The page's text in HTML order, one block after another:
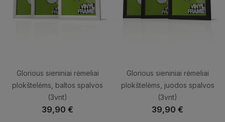
Glorious sieniniai rėmeliai
plokštelėms, baltos spalvos
(3vnt)
39,90 €
Glorious sieniniai rėmeliai
plokštelėms, juodos spalvos
(3vnt)
39,90 €